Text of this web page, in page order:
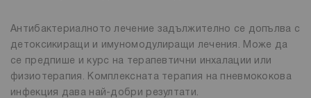
Антибактериалното лечение задължително се допълва с
детоксикиращи и имуномодулиращи лечения. Може да
се предпише и курс на терапевтични инхалации или
физиотерапия. Комплексната терапия на пневмококова
инфекция дава най-добри резултати.